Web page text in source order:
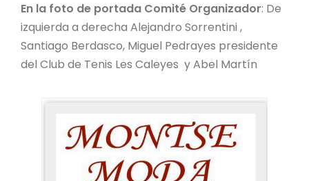
En la foto de portada Comité Organizador: De
izquierda a derecha Alejandro Sorrentini ,
Santiago Berdasco, Miguel Pedrayes presidente
del Club de Tenis Les Caleyes y Abel Martín